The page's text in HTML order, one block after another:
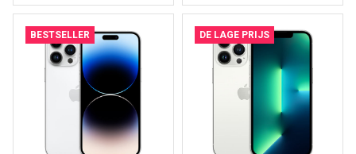
BESTSELLER DE LAGE PRIJS